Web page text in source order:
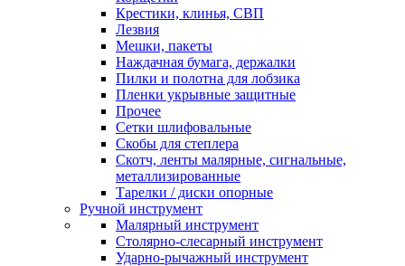
Крестики, клинья, СВП
Лезвия
Мешки, пакеты
Наждачная бумага, держалки
Пилки и полотна для лобзика
Пленки укрывные защитные
Прочее
Сетки шлифовальные
Скобы для степлера
Скотч, ленты малярные, сигнальные,
металлизированные
Тарелки / диски опорные
Ручной инструмент
Малярный инструмент
Столярно-слесарный инструмент
Ударно-рычажный инструмент